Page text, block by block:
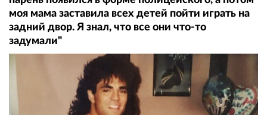
моя мама заставила всех детей пойти играть на
задний двор. Я знал, что все они что-то
задумали"